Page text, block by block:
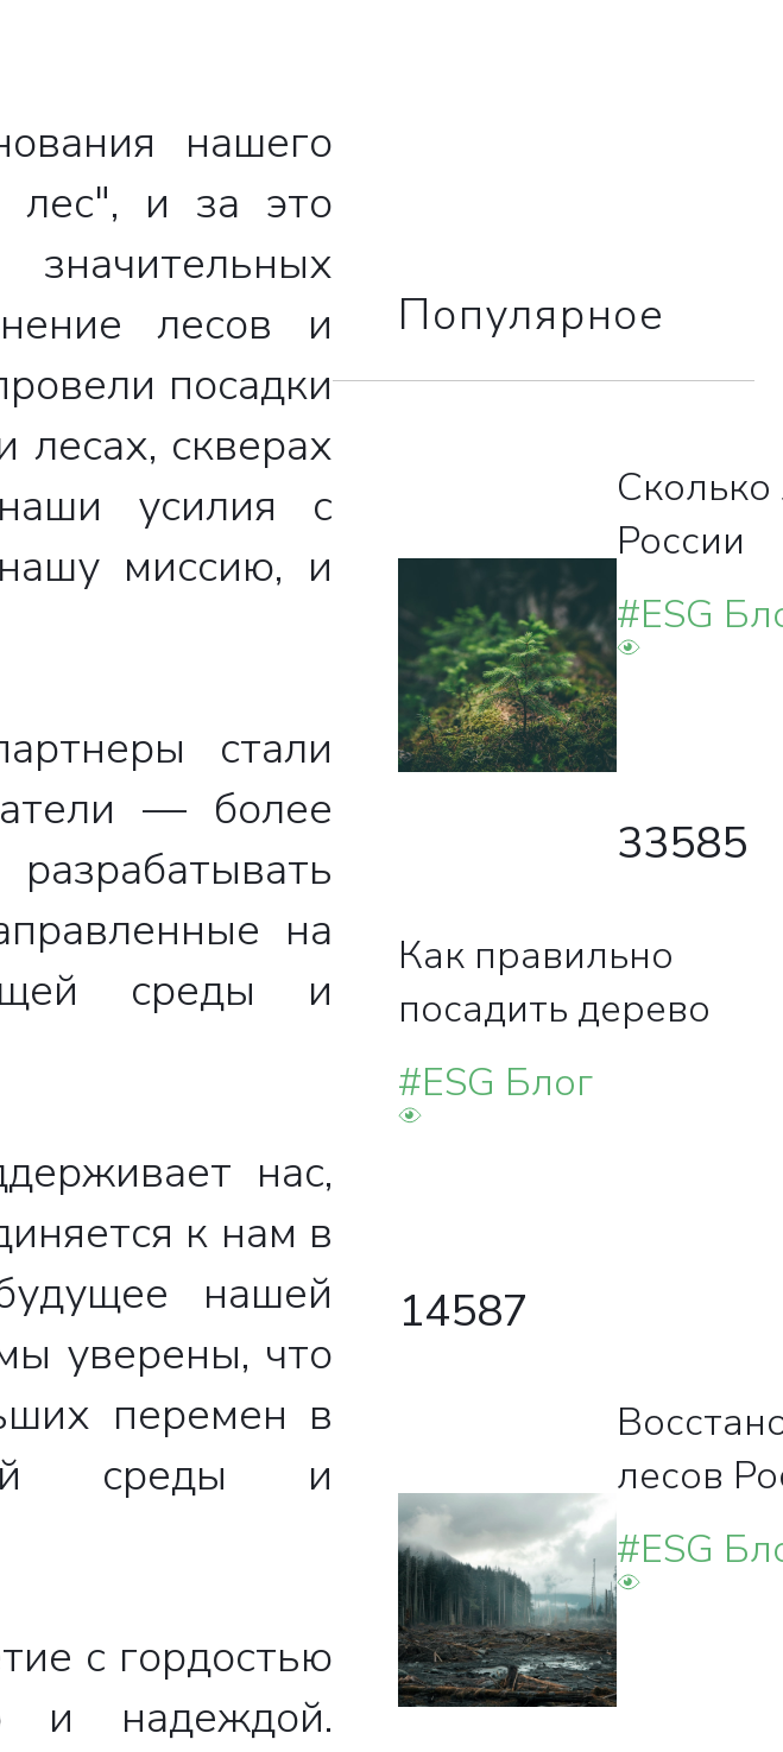
нашего
лес", и за это
лесов и
посадки
лесах, скверах
усилия с
миссию, и
стали
— более
на
среды и
нас,
к нам в
нашей
уверены, что
перемен в
среды и
с гордостью
и надеждой.
Популярное
Сколько
России
#ESG
33585
Как правильно
посадить дерево
#ESG Блог
14587
лесов
#ESG
наши менеджеры
вами